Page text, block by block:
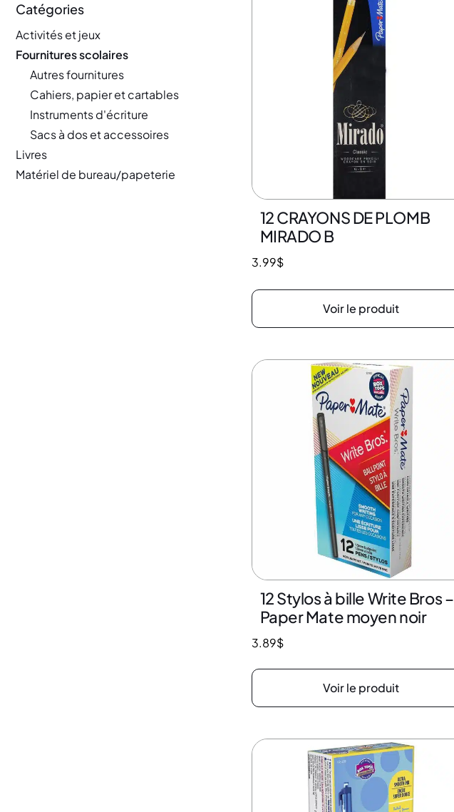
Catégories
Activités et jeux
Fournitures scolaires
Autres fournitures
Cahiers, papier et cartables
Instruments d'écriture
Sacs à dos et accessoires
Livres
Matériel de bureau/papeterie
12 CRAYONS DE PLOMB
MIRADO B
3.99$
Voir le produit
12 Stylos à bille Write Bros –
Paper Mate moyen noir
3.89$
Voir le produit